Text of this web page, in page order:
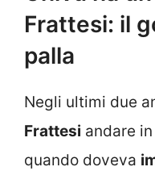
Frattesi: il
palla
Negli ultimi due
Frattesi andare
quando doveva